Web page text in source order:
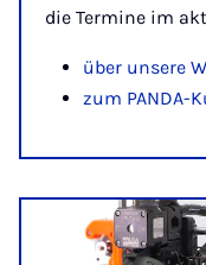
die Termine im
über unsere
zum PANDA-